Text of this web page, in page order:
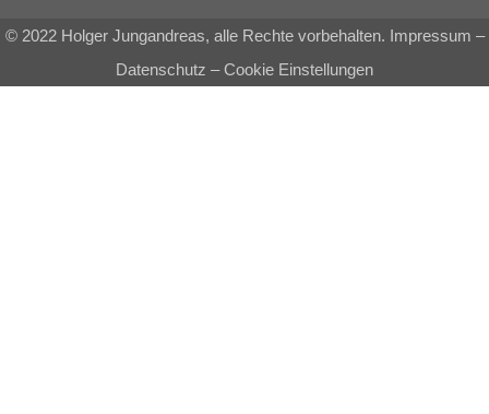
© 2022 Holger Jungandreas, alle Rechte vorbehalten. Impressum –
Datenschutz –Cookie Einstellungen